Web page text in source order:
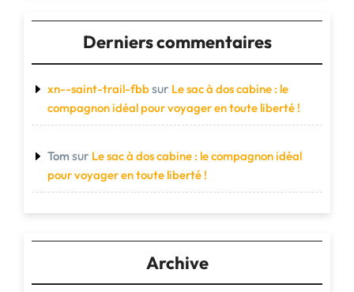
Derniers commentaires
xn--saint-trail-fbbsur Le sac à dos cabine : le
compagnon idéal pour voyager en toute liberté !
Tom sur Le sac à dos cabine : le compagnon idéal
pour voyager en toute liberté !
Archive